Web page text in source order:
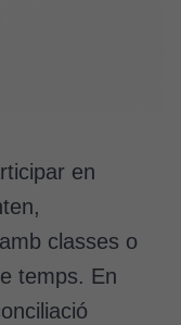
en
classes o
temps. En